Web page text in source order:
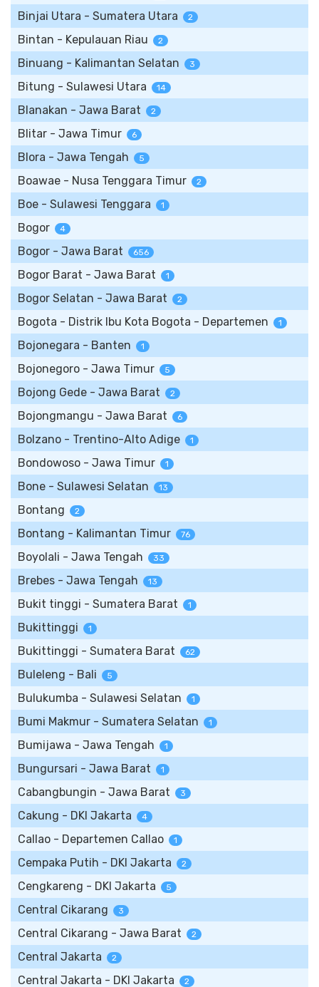
Binjai Utara - Sumatera Utara 2
Bintan - Kepulauan Riau 2
Binuang - Kalimantan Selatan 3
Bitung - Sulawesi Utara 14
Blanakan - Jawa Barat 2
Blitar - Jawa Timur 6
Blora - Jawa Tengah 5
Boawae - Nusa Tenggara Timur 2
Boe - Sulawesi Tenggara 1
Bogor 4
Bogor - Jawa Barat 656
Bogor Barat - Jawa Barat 1
Bogor Selatan - Jawa Barat 2
Bogota - Distrik Ibu Kota Bogota - Departemen 1
Bojonegara - Banten 1
Bojonegoro - Jawa Timur 5
Bojong Gede - Jawa Barat 2
Bojongmangu - Jawa Barat 6
Bolzano - Trentino-Alto Adige 1
Bondowoso - Jawa Timur 1
Bone - Sulawesi Selatan 13
Bontang 2
Bontang - Kalimantan Timur 76
Boyolali - Jawa Tengah 33
Brebes - Jawa Tengah 13
Bukit tinggi - Sumatera Barat 1
Bukittinggi 1
Bukittinggi - Sumatera Barat 62
Buleleng - Bali 5
Bulukumba - Sulawesi Selatan 1
Bumi Makmur - Sumatera Selatan 1
Bumijawa - Jawa Tengah 1
Bungursari - Jawa Barat 1
Cabangbungin - Jawa Barat 3
Cakung - DKI Jakarta 4
Callao - Departemen Callao 1
Cempaka Putih - DKI Jakarta 2
Cengkareng - DKI Jakarta 5
Central Cikarang 3
Central Cikarang - Jawa Barat 2
Central Jakarta 2
Central Jakarta - DKI Jakarta 2